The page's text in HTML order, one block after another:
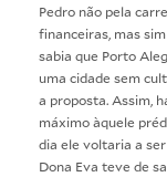
Pedro não pela
financeiras, mas
sabia que Porto
uma cidade sem
a proposta. Assim,
máximo àquele
dia ele voltaria a
Dona Eva teve de